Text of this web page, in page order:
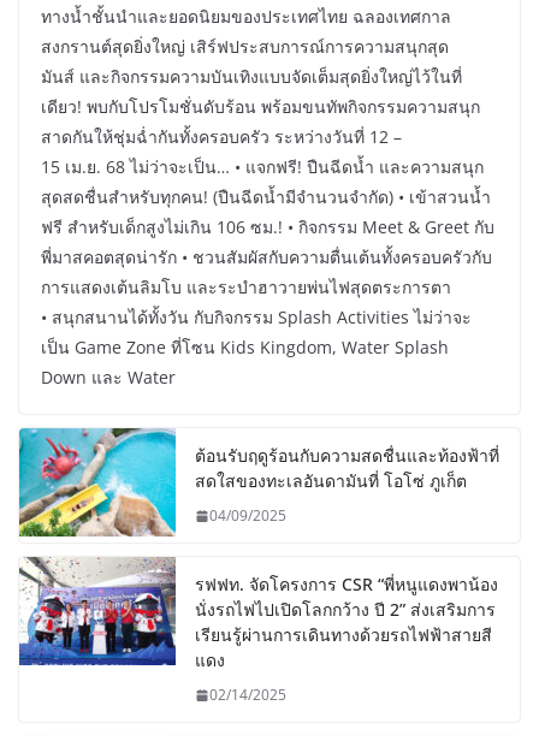
ทางน้ำชั้นนำและยอดนิยมของประเทศไทย ฉลองเทศกาล
สงกรานต์สุดยิ่งใหญ่ เสิร์ฟประสบการณ์การความสนุกสุด
มันส์ และกิจกรรมความบันเทิงแบบจัดเต็มสุดยิ่งใหญ่ไว้ในที่
เดียว! พบกับโปรโมชั่นดับร้อน พร้อมขนทัพกิจกรรมความสนุก
สาดกันให้ชุ่มฉ่ำกันทั้งครอบครัว ระหว่างวันที่ 12 –
15 เม.ย. 68 ไม่ว่าจะเป็น… • แจกฟรี! ปืนฉีดน้ำ และความสนุก
สุดสดชื่นสำหรับทุกคน! (ปืนฉีดน้ำมีจำนวนจำกัด) • เข้าสวนน้ำ
ฟรี สำหรับเด็กสูงไม่เกิน 106 ซม.! • กิจกรรม Meet & Greet กับ
พี่มาสคอตสุดน่ารัก • ชวนสัมผัสกับความตื่นเต้นทั้งครอบครัวกับ
การแสดงเต้นลิมโบ และระบำฮาวายพ่นไฟสุดตระการตา
• สนุกสนานได้ทั้งวัน กับกิจกรรม Splash Activities ไม่ว่าจะ
เป็น Game Zone ที่โซน Kids Kingdom, Water Splash
Down และ Water
ต้อนรับฤดูร้อนกับความสดชื่นและท้องฟ้าที่
สดใสของทะเลอันดามันที่ โอโซ่ ภูเก็ต
04/09/2025
รฟฟท. จัดโครงการ CSR “พี่หนูแดงพาน้อง
นั่งรถไฟไปเปิดโลกกว้าง ปี 2” ส่งเสริมการ
เรียนรู้ผ่านการเดินทางด้วยรถไฟฟ้าสายสี
แดง
02/14/2025